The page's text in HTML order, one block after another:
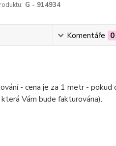
G - 914934
Komentáře 0
- cena je za 1 metr - pokud
Vám bude fakturována).